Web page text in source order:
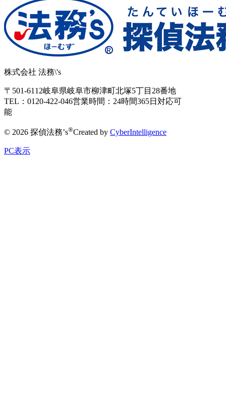
株式会社 法務\'s
〒501-6112岐阜県岐阜市柳津町北塚5丁目28番地
TEL：0120-422-046営業時間：24時間365日対応可
能
© 2026 探偵法務’s®Created by CyberIntelligence
PC表示